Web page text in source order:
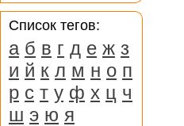
Список тегов:
а б в г д е ж з
и й к л м н о п
р с т у ф х ц ч
ш э ю я